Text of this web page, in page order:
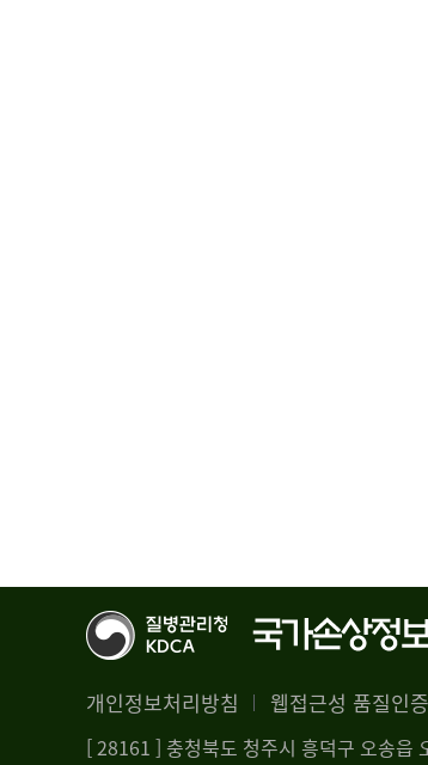
개인정보처리방침 웹접근성 품질인증
[ 28161 ] 충청북도 청주시 흥덕구 오송읍